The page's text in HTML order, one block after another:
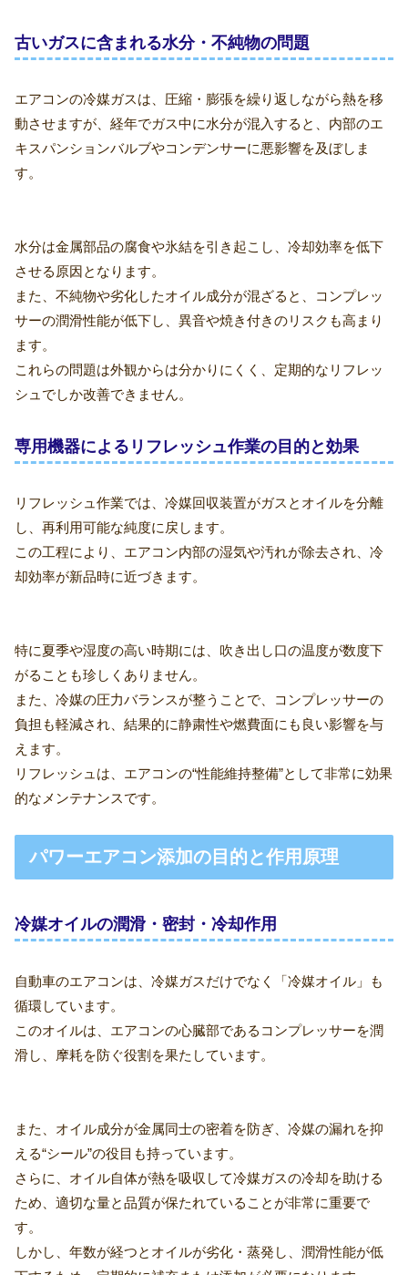
古いガスに含まれる水分・不純物の問題
エアコンの冷媒ガスは、圧縮・膨張を繰り返しながら熱を移
動させますが、経年でガス中に水分が混入すると、内部のエ
キスパンションバルブやコンデンサーに悪影響を及ぼしま
す。
水分は金属部品の腐食や氷結を引き起こし、冷却効率を低下
させる原因となります。
また、不純物や劣化したオイル成分が混ざると、コンプレッ
サーの潤滑性能が低下し、異音や焼き付きのリスクも高まり
ます。
これらの問題は外観からは分かりにくく、定期的なリフレッ
シュでしか改善できません。
専用機器によるリフレッシュ作業の目的と効果
リフレッシュ作業では、冷媒回収装置がガスとオイルを分離
し、再利用可能な純度に戻します。
この工程により、エアコン内部の湿気や汚れが除去され、冷
却効率が新品時に近づきます。
特に夏季や湿度の高い時期には、吹き出し口の温度が数度下
がることも珍しくありません。
また、冷媒の圧力バランスが整うことで、コンプレッサーの
負担も軽減され、結果的に静粛性や燃費面にも良い影響を与
えます。
リフレッシュは、エアコンの“性能維持整備”として非常に効果
的なメンテナンスです。
パワーエアコン添加の目的と作用原理
冷媒オイルの潤滑・密封・冷却作用
自動車のエアコンは、冷媒ガスだけでなく「冷媒オイル」も
循環しています。
このオイルは、エアコンの心臓部であるコンプレッサーを潤
滑し、摩耗を防ぐ役割を果たしています。
また、オイル成分が金属同士の密着を防ぎ、冷媒の漏れを抑
える“シール”の役目も持っています。
さらに、オイル自体が熱を吸収して冷媒ガスの冷却を助ける
ため、適切な量と品質が保たれていることが非常に重要で
す。
しかし、年数が経つとオイルが劣化・蒸発し、潤滑性能が低